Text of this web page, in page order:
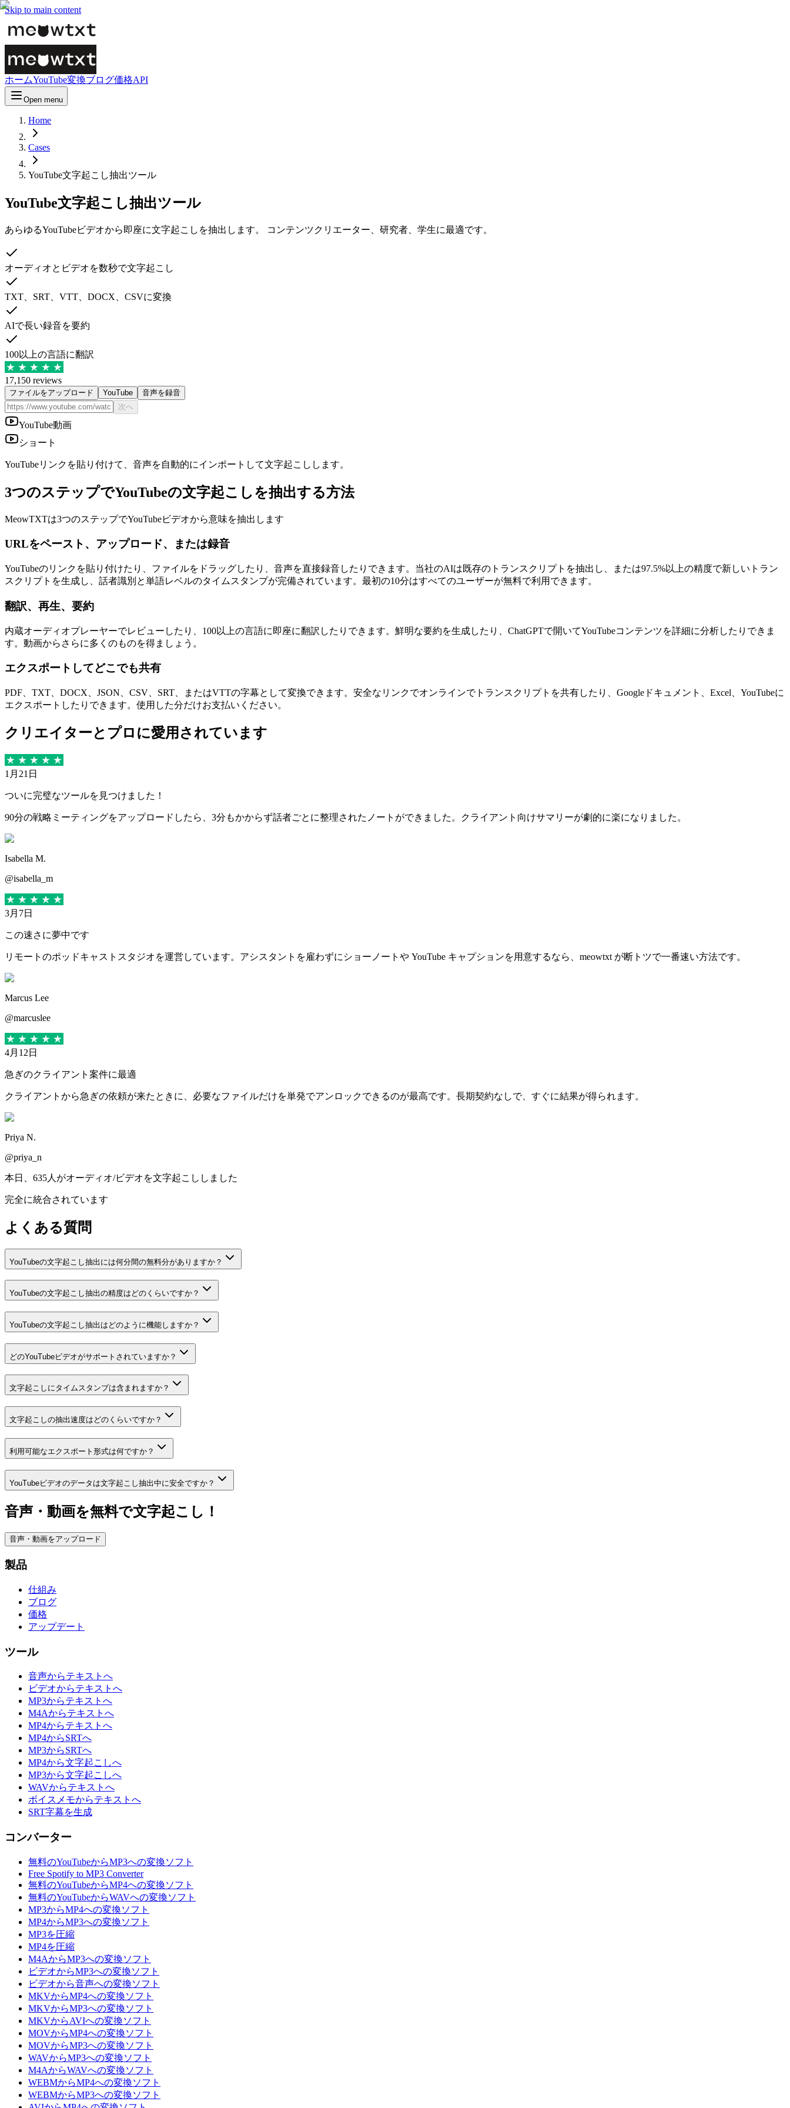
Skip to main content
ホームYouTube変換ブログ価格API
Open menu
Home
Cases
YouTube文字起こし抽出ツール
YouTube文字起こし抽出ツール
あらゆるYouTubeビデオから即座に文字起こしを抽出します。 コンテンツクリエーター、研究者、学生に最適です。
オーディオとビデオを数秒で文字起こし
TXT、SRT、VTT、DOCX、CSVに変換
AIで長い録音を要約
100以上の言語に翻訳
17,150 reviews
ファイルをアップロード YouTube
音声を録音
次へ
YouTube動画
ショート
YouTubeリンクを貼り付けて、音声を自動的にインポートして文字起こしします。
3つのステップでYouTubeの文字起こしを抽出する方法
MeowTXTは3つのステップでYouTubeビデオから意味を抽出します
URLをペースト、アップロード、または録音
YouTubeのリンクを貼り付けたり、ファイルをドラッグしたり、音声を直接録音したりできます。当社のAIは既存のトランスクリプトを抽出し、または97.5%以上の精度で新しいトラン
スクリプトを生成し、話者識別と単語レベルのタイムスタンプが完備されています。最初の10分はすべてのユーザーが無料で利用できます。
翻訳、再生、要約
内蔵オーディオプレーヤーでレビューしたり、100以上の言語に即座に翻訳したりできます。鮮明な要約を生成したり、ChatGPTで開いてYouTubeコンテンツを詳細に分析したりできま
す。動画からさらに多くのものを得ましょう。
エクスポートしてどこでも共有
PDF、TXT、DOCX、JSON、CSV、SRT、またはVTTの字幕として変換できます。安全なリンクでオンラインでトランスクリプトを共有したり、Googleドキュメント、Excel、YouTubeに
エクスポートしたりできます。使用した分だけお支払いください。
クリエイターとプロに愛用されています
1月21日
ついに完璧なツールを見つけました！
90分の戦略ミーティングをアップロードしたら、3分もかからず話者ごとに整理されたノートができました。クライアント向けサマリーが劇的に楽になりました。
Isabella M.
@isabella_m
3月7日
この速さに夢中です
リモートのポッドキャストスタジオを運営しています。アシスタントを雇わずにショーノートや YouTube キャプションを用意するなら、meowtxt が断トツで一番速い方法です。
Marcus Lee
@marcuslee
4月12日
急ぎのクライアント案件に最適
クライアントから急ぎの依頼が来たときに、必要なファイルだけを単発でアンロックできるのが最高です。長期契約なしで、すぐに結果が得られます。
Priya N.
@priya_n
本日、635人がオーディオ/ビデオを文字起こししました
完全に統合されています
よくある質問
YouTubeの文字起こし抽出には何分間の無料分がありますか？
YouTubeの文字起こし抽出の精度はどのくらいですか？
YouTubeの文字起こし抽出はどのように機能しますか？
どのYouTubeビデオがサポートされていますか？
文字起こしにタイムスタンプは含まれますか？
文字起こしの抽出速度はどのくらいですか？
利用可能なエクスポート形式は何ですか？
YouTubeビデオのデータは文字起こし抽出中に安全ですか？
音声・動画を無料で文字起こし！
音声・動画をアップロード
製品
仕組み
ブログ
価格
アップデート
ツール
音声からテキストへ
ビデオからテキストへ
MP3からテキストへ
M4Aからテキストへ
MP4からテキストへ
MP4からSRTへ
MP3からSRTへ
MP4から文字起こしへ
MP3から文字起こしへ
WAVからテキストへ
ボイスメモからテキストへ
SRT字幕を生成
コンバーター
無料のYouTubeからMP3への変換ソフト
Free Spotify to MP3 Converter
無料のYouTubeからMP4への変換ソフト
無料のYouTubeからWAVへの変換ソフト
MP3からMP4への変換ソフト
MP4からMP3への変換ソフト
MP3を圧縮
MP4を圧縮
M4AからMP3への変換ソフト
ビデオからMP3への変換ソフト
ビデオから音声への変換ソフト
MKVからMP4への変換ソフト
MKVからMP3への変換ソフト
MKVからAVIへの変換ソフト
MOVからMP4への変換ソフト
MOVからMP3への変換ソフト
WAVからMP3への変換ソフト
M4AからWAVへの変換ソフト
WEBMからMP4への変換ソフト
WEBMからMP3への変換ソフト